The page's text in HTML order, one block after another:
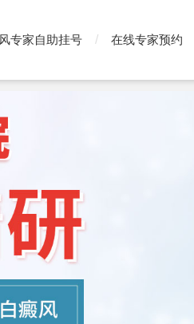
专家自助挂号 在线专家预约